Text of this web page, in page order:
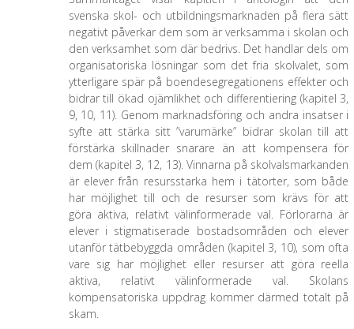
svenska skol- och utbildningsmarknaden på flera sätt
negativt påverkar dem som är verksamma i skolan och
den verksamhet som där bedrivs. Det handlar dels om
organisatoriska lösningar som det fria skolvalet, som
ytterligare spär på boendesegregationens effekter och
bidrar till ökad ojämlikhet och differentiering (kapitel 3,
9, 10, 11). Genom marknadsföring och andra insatser i
syfte att stärka sitt ”varumärke” bidrar skolan till att
förstärka skillnader snarare än att kompensera för
dem (kapitel 3, 12, 13). Vinnarna på skolvalsmarkanden
är elever från resursstarka hem i tätorter, som både
har möjlighet till och de resurser som krävs för att
göra aktiva, relativt välinformerade val. Förlorarna är
elever i stigmatiserade bostadsområden och elever
utanför tätbebyggda områden (kapitel 3, 10), som ofta
vare sig har möjlighet eller resurser att göra reella
aktiva, relativt välinformerade val. Skolans
kompensatoriska uppdrag kommer därmed totalt på
skam.